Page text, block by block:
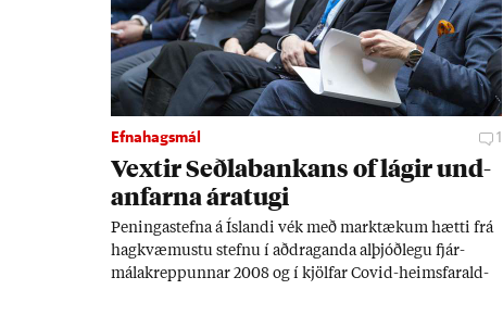
Efnahagsmál 1
Vext­ir Seðla­bank­ans of lág­ir und­
an­farna ára­tugi
Pen­inga­stefna á Ís­landi vék með mark­tæk­um hætti frá
hag­kvæm­ustu stefnu í að­drag­anda al­þjóð­legu fjár­
málakrepp­unn­ar 2008 og í kjöl­far Covid-heims­far­ald­